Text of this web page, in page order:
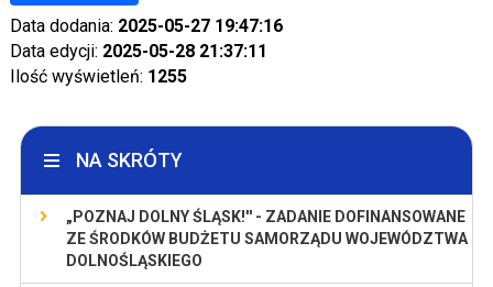
Data dodania: 2025-05-27 19:47:16
Data edycji: 2025-05-28 21:37:11
Ilość wyświetleń: 1255
NA SKRÓTY
„POZNAJ DOLNY ŚLĄSK!'' - ZADANIE DOFINANSOWANE
ZE ŚRODKÓW BUDŻETU SAMORZĄDU WOJEWÓDZTWA
DOLNOŚLĄSKIEGO